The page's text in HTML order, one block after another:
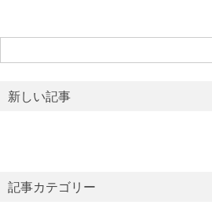
索:
新しい記事
記事カテゴリー